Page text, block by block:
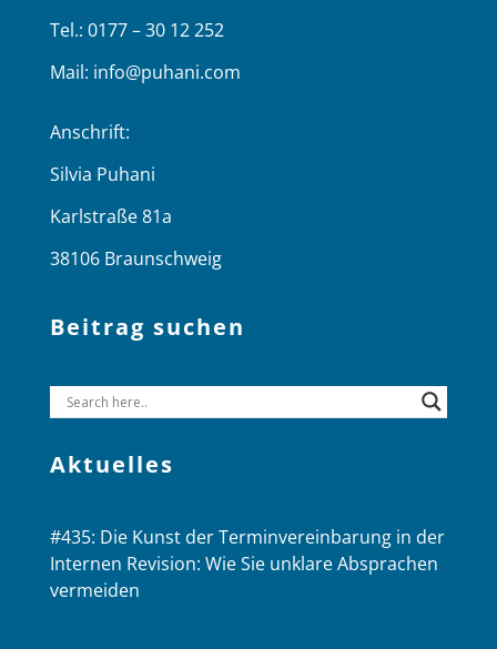
Tel.: 0177 – 30 12 252
Mail: info@puhani.com
Anschrift:
Silvia Puhani
Karlstraße 81a
38106 Braunschweig
Beitrag suchen
Aktuelles
#435: Die Kunst der Terminvereinbarung in der
Internen Revision: Wie Sie unklare Absprachen
vermeiden